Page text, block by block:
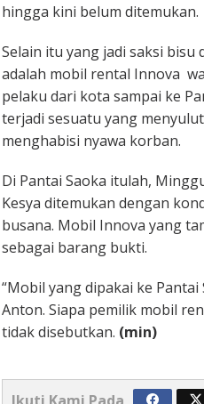
hingga kini belum ditemukan.
Selain itu yang jadi saksi bisu
adalah mobil rental Innova
pelaku dari kota sampai ke
terjadi sesuatu yang
menghabisi nyawa korban.
Di Pantai Saoka itulah,
Kesya ditemukan dengan
busana. Mobil Innova yang
sebagai barang bukti.
“Mobil yang dipakai ke
Anton. Siapa pemilik mobil
tidak disebutkan. (min)